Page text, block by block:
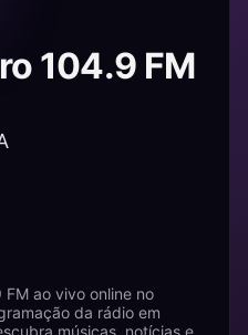
104.9 FM
ao vivo online no
da rádio em
músicas, notícias e